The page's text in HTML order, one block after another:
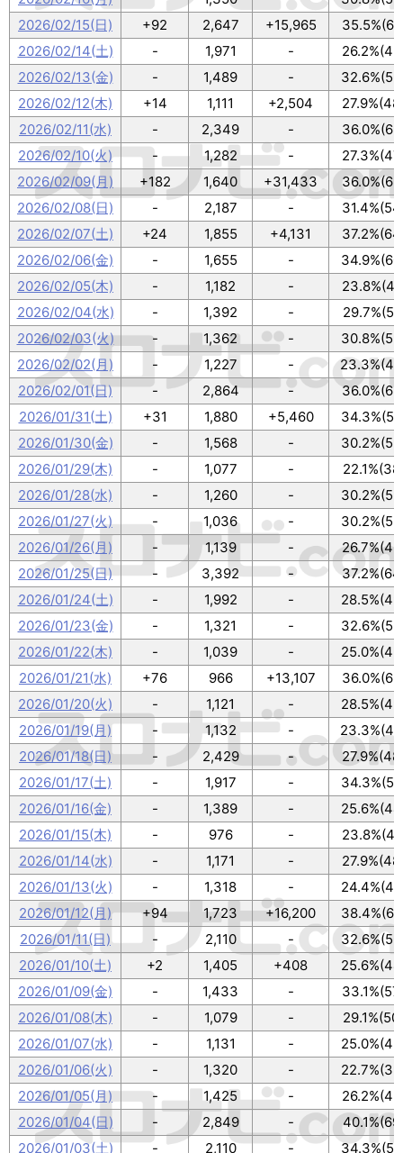
2026/02/15(日)
+92 2,647 +15,965
2026/02/14(土)
- 1,971 -
2026/02/13(金)
- 1,489 -
2026/02/12(木)
+14 1,111 +2,504
2026/02/11(水)
- 2,349 -
2026/02/10(火)
- 1,282 -
2026/02/09(月)
+182 1,640 +31,433
2026/02/08(日)
- 2,187 -
2026/02/07(土)
+24 1,855 +4,131
2026/02/06(金)
- 1,655 -
2026/02/05(木)
- 1,182 -
2026/02/04(水)
- 1,392 -
2026/02/03(火)
- 1,362 -
2026/02/02(月)
- 1,227 -
2026/02/01(日)
- 2,864 -
2026/01/31(土)
+31 1,880 +5,460
2026/01/30(金)
- 1,568 -
2026/01/29(木)
- 1,077 -
2026/01/28(水)
- 1,260 -
2026/01/27(火)
- 1,036 -
2026/01/26(月)
- 1,139 -
2026/01/25(日)
- 3,392 -
2026/01/24(土)
- 1,992 -
2026/01/23(金)
- 1,321 -
2026/01/22(木)
- 1,039 -
2026/01/21(水)
+76 966 +13,107
2026/01/20(火)
- 1,121 -
2026/01/19(月)
- 1,132 -
2026/01/18(日)
- 2,429 -
2026/01/17(土)
- 1,917 -
2026/01/16(金)
- 1,389 -
2026/01/15(木)
- 976 -
2026/01/14(水)
- 1,171 -
2026/01/13(火)
- 1,318 -
2026/01/12(月)
+94 1,723 +16,200
2026/01/11(日)
- 2,110 -
2026/01/10(土)
+2 1,405 +408
2026/01/09(金)
- 1,433 -
2026/01/08(木)
- 1,079 -
2026/01/07(水)
- 1,131 -
2026/01/06(火)
- 1,320 -
2026/01/05(月)
- 1,425 -
2026/01/04(日)
- 2,849 -
2026/01/03(土)
- 2,110 -